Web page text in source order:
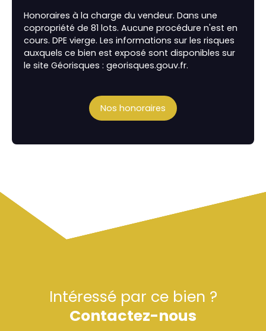
Honoraires à la charge du vendeur. Dans une
copropriété de 81 lots. Aucune procédure n'est en
cours. DPE vierge. Les informations sur les risques
auxquels ce bien est exposé sont disponibles sur
le site Géorisques : georisques.gouv.fr.
Nos honoraires
Intéressé par ce bien ?
Contactez-nous